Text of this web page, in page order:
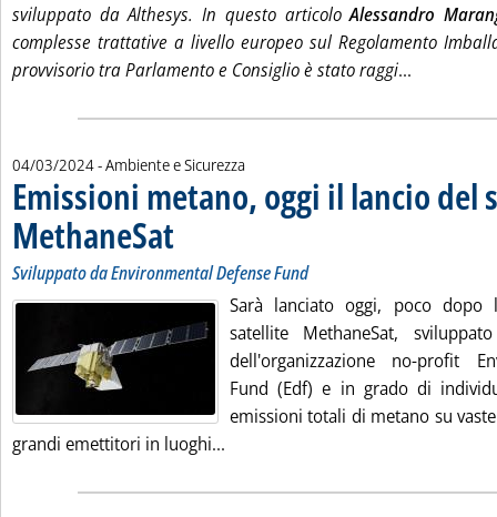
sviluppato da Althesys. In questo articoloAlessandro
complesse trattative a livello europeo sul Regolamento
provvisorio tra Parlamento e Consiglio è stato raggi...
04/03/2024- Ambiente e Sicurezza
Emissioni metano, oggi il lancio del
MethaneSat . Sottotitolo: Sviluppato da Environmental Defense Fund
. Pubblicata lunedì 04 marzo 2024 alle 12.42.
Sviluppato da Environmental Defense Fund
Sarà lanciato oggi, poco
satellite MethaneSat,
dell'organizzazione no-profit
Fund (Edf) e in grado di
emissioni totali di metano su
grandi emettitori in luoghi...